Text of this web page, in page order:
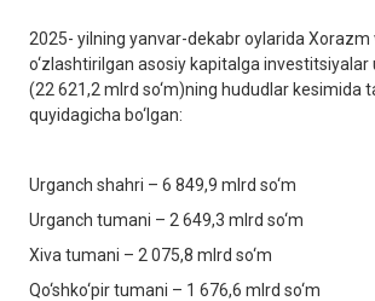
2025- yilning yanvar-dekabr oylarida Xorazm
o‘zlashtirilgan asosiy kapitalga
(22 621,2 mlrd so‘m)ning hududlar kesimida
quyidagicha bo‘lgan:
Urganch shahri – 6 849,9 mlrd so‘m
Urganch tumani – 2 649,3 mlrd so‘m
Xiva tumani – 2 075,8 mlrd so‘m
Qo‘shko‘pir tumani – 1 676,6 mlrd so‘m